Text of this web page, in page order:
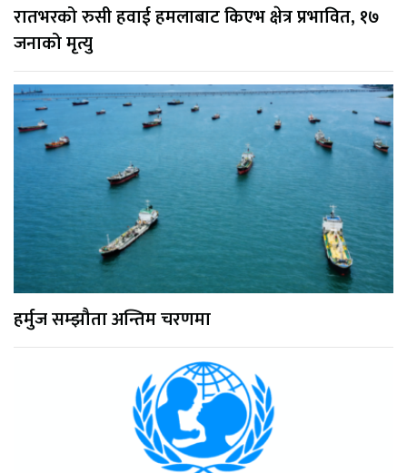
रातभरको रुसी हवाई हमलाबाट किएभ क्षेत्र प्रभावित, १७
जनाको मृत्यु
हर्मुज सम्झौता अन्तिम चरणमा